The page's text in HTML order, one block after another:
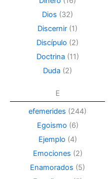
Dios (32)
Discernir (1)
Discípulo (2)
Doctrina (11)
Duda (2)
E
efemerides (244)
Egoismo (6)
Ejemplo (4)
Emociones (2)
Enamorados (5)